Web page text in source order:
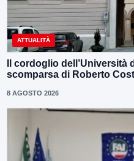
ATTUALITÀ
Il cordoglio
scomparsa di Roberto
8 AGOSTO 2026